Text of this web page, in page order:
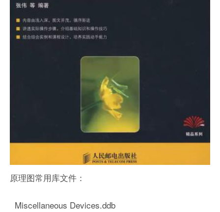
原理图常用库文件：
Miscellaneous Devices.ddb